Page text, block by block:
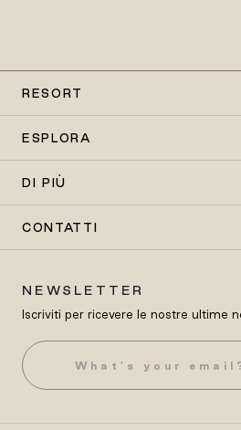
RESORT
ESPLORA
DI PIÙ
CONTATTI
NEWSLETTER
Iscriviti per ricevere le nostre ultime